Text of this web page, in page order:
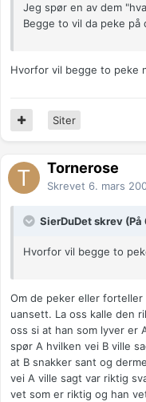
Jeg spør en av dem
Begge to vil da peke
Hvorfor vil begge to peke
Siter
Tornerose
Skrevet 6. mars
SierDuDet skrev
Hvorfor vil begge to
Om de peker eller
uansett. La oss kalle den
oss si at han som lyver er
spør A hvilken vei B ville
at B snakker sant og
vei A ville sagt var riktig
vet som er riktig og han